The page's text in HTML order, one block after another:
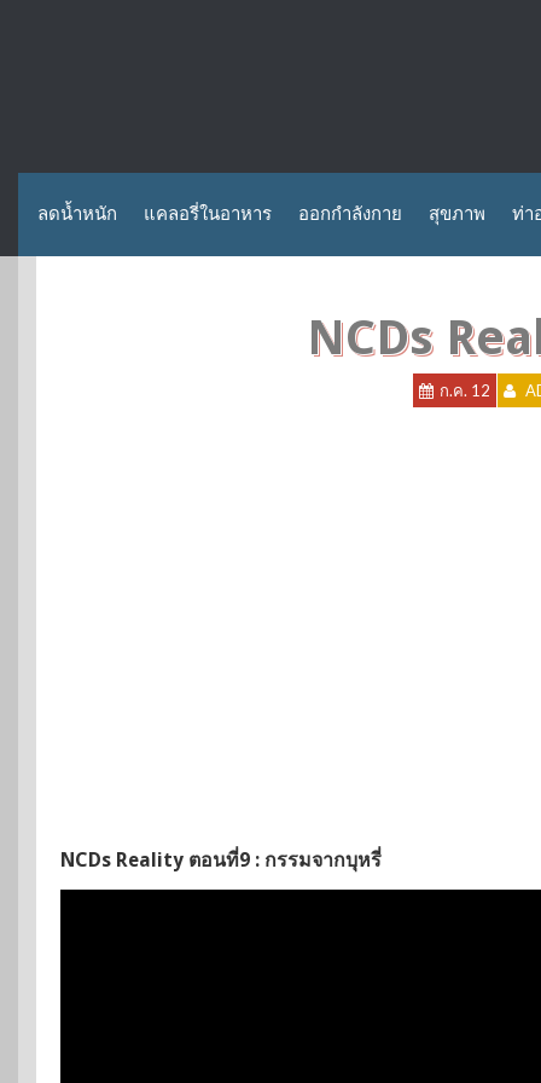
ลดน้ำหนัก แคลอรี่ในอาหาร ออกกำลังกาย สุขภาพ ท่า
NCDs
ก.ค. 12
NCDs Reality ตอนที่9 : กรรมจากบุหรี่